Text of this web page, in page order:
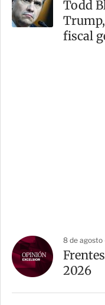
Todd
fiscal
8 de agosto
2026